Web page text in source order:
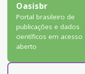
Oasisbr
Portal brasileiro de
publicações e dados
científicos em acesso
aberto